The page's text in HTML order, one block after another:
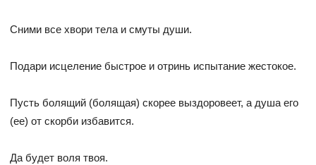
Сними все хвори тела и смуты души.
Подари исцеление быстрое и отринь испытание жестокое.
Пусть болящий (болящая) скорее выздоровеет, а душа его
(ее) от скорби избавится.
Да будет воля твоя.